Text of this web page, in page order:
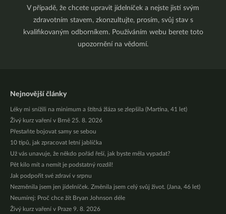
V případě, že chcete upravit jídelníček a nejste jistí svým
zdravotním stavem, zkonzultujte, prosím, svůj stav s
kvalifikovaným odborníkem. Používáním webu berete toto
upozornění na vědomí.
Nejnovější články
Léky mi snížili na minimum a štítná žláza se zlepšila (Martina, 41 let)
Živý kurz vaření v Brně 25. 8. 2026
Přestaňte bojovat samy se sebou
10 tipů, jak zpracovat letní jablíčka
Už vás unavuje, že někdo pořád řeší, jak byste měla vypadat?
Pět kilo mít a nemít je podstatný rozdíl!
Jak podpořit své zdraví v srpnu
Nezměnila jsem jen jídelníček. Změnila jsem celý svůj život. (Jana, 46 let)
Neumírej: Proč chce žít Bryan Johnson déle
Živý kurz vaření v Praze 9. 8. 2026